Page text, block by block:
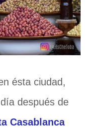
ésta ciudad,
después de
Casablanca